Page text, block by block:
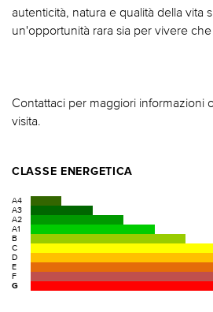
autenticità, natura e qualità della vita
un'opportunità rara sia per vivere
Contattaci per maggiori informazioni
visita.
CLASSE ENERGETICA
A4
A3
A2
A1
B
C
D
E
F
G